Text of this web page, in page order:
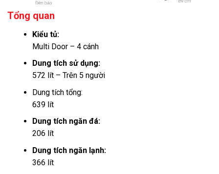
Tổng quan
Kiểu tủ:
Multi Door – 4 cánh
Dung tích sử dụng:
572 lít – Trên 5 người
Dung tích tổng:
639 lít
Dung tích ngăn đá:
206 lít
Dung tích ngăn lạnh:
366 lít